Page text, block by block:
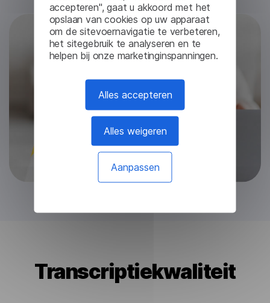
accepteren", gaat u akkoord met het
opslaan van cookies op uw apparaat
om de sitevoernavigatie te verbeteren,
het sitegebruik te analyseren en te
helpen bij onze marketinginspanningen.
Alles accepteren
Alles weigeren
Aanpassen
Transcriptiekwaliteit